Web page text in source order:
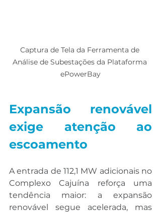
Captura de Tela da Ferramenta de
Análise de Subestações da Plataforma
ePowerBay
Expansão renovável
exige atenção ao
escoamento
A entrada de 112,1 MW adicionais no
Complexo Cajuína reforça uma
tendência maior: a expansão
renovável segue acelerada, mas